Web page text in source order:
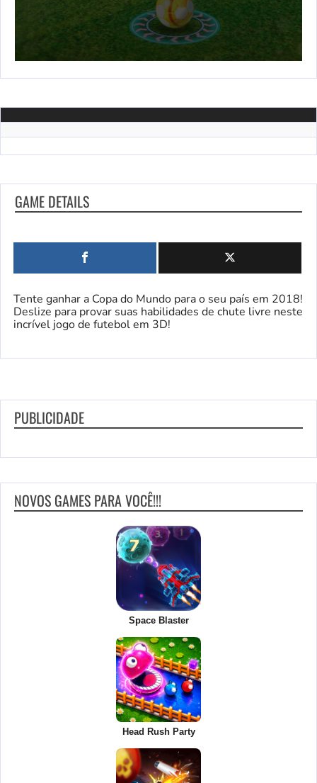
GAME DETAILS
Tente ganhar a Copa do Mundo para o seu país em 2018!
Deslize para provar suas habilidades de chute livre neste
incrível jogo de futebol em 3D!
PUBLICIDADE
NOVOS GAMES PARA VOCÊ!!!
Space Blaster
Head Rush Party